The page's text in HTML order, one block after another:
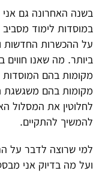
במוסדות לימוד מסביב
על ההכשרות החדשות
ביותר. מה שאנו
מקומות בהם המוסדות
מקומות בהם משגשגת
לחלוטין את המסלול
להמשיך להתקיים.
למי שרוצה לדבר על
ועל מה בדיוק אני